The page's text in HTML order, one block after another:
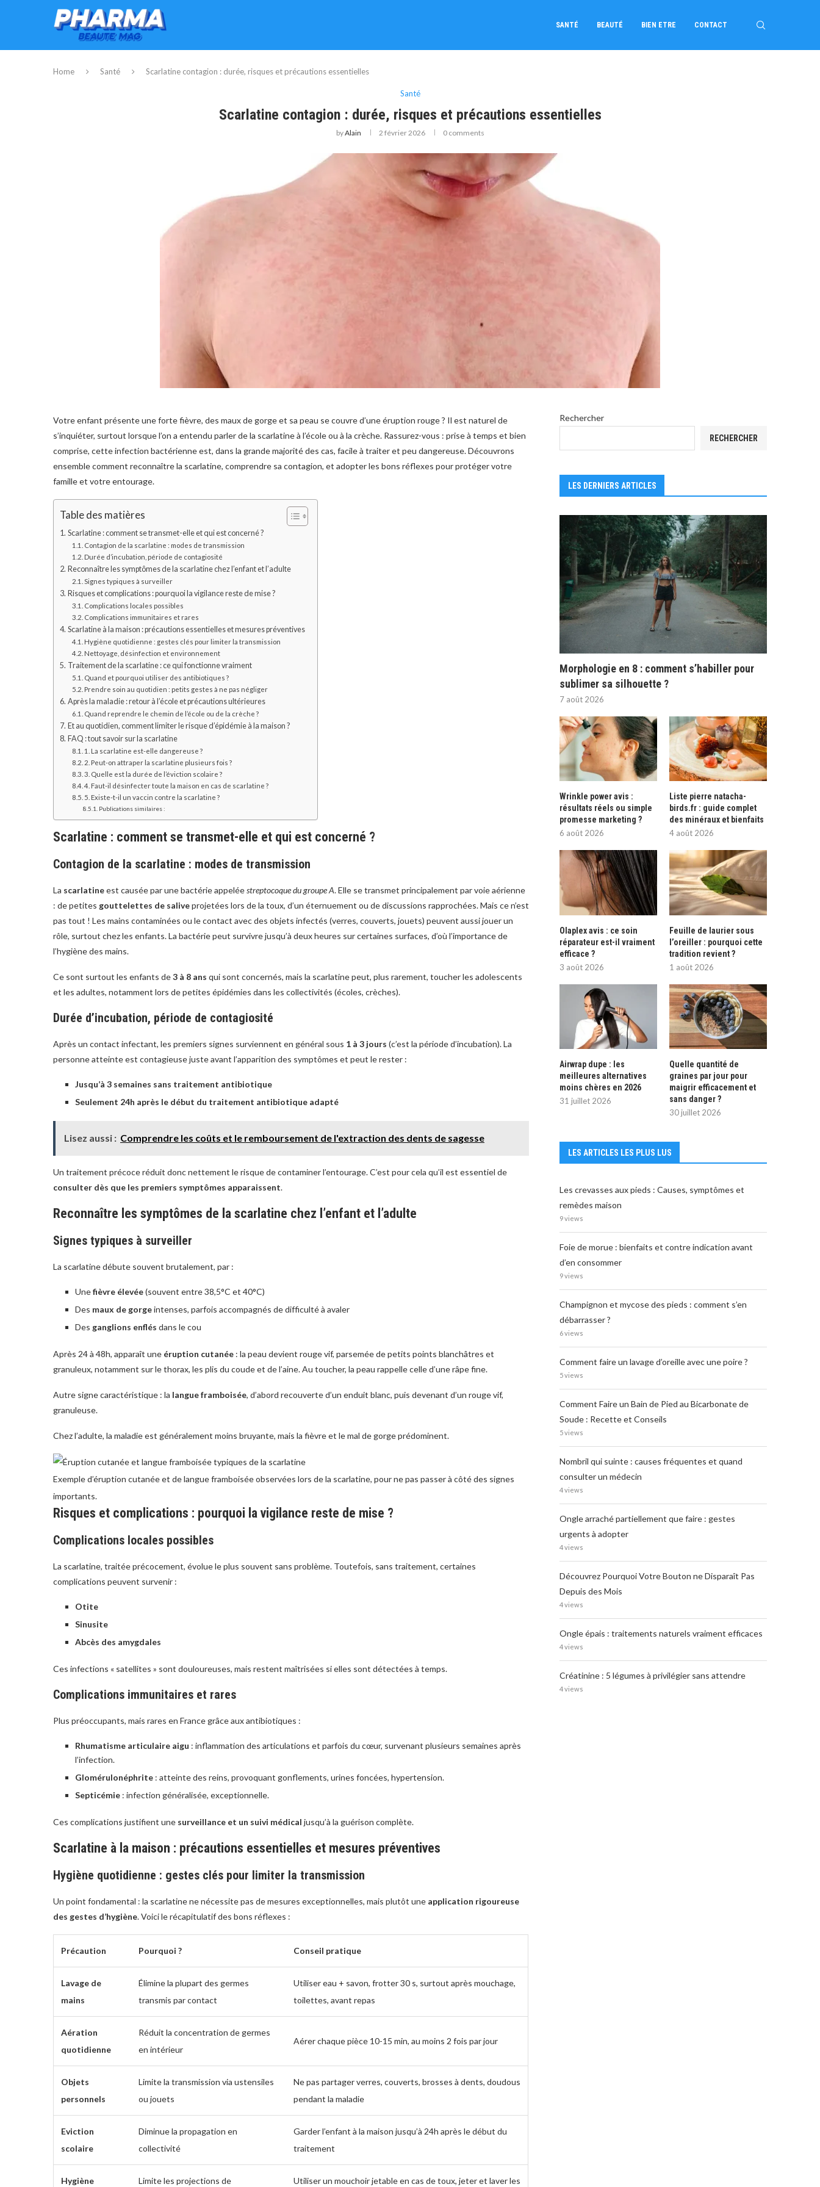
SANTÉ BEAUTÉ BIEN ETRE CONTACT
Home Santé Scarlatine contagion : durée, risques et précautions essentielles
Santé
Scarlatine contagion : durée, risques et précautions essentielles
byAlain 2 février 2026 0 comments
Votre enfant présente une forte fièvre, des maux de gorge et sa peau se couvre d’une éruption rouge ? Il est naturel de
s’inquiéter, surtout lorsque l’on a entendu parler de la scarlatine à l’école ou à la crèche. Rassurez-vous : prise à temps et bien
comprise, cette infection bactérienne est, dans la grande majorité des cas, facile à traiter et peu dangereuse. Découvrons
ensemble comment reconnaître la scarlatine, comprendre sa contagion, et adopter les bons réflexes pour protéger votre
famille et votre entourage.
Table des matières
Scarlatine : comment se transmet-elle et qui est concerné ?
Contagion de la scarlatine : modes de transmission
Durée d’incubation, période de contagiosité
Reconnaître les symptômes de la scarlatine chez l’enfant et l’adulte
Signes typiques à surveiller
Risques et complications : pourquoi la vigilance reste de mise ?
Complications locales possibles
Complications immunitaires et rares
Scarlatine à la maison : précautions essentielles et mesures préventives
Hygiène quotidienne : gestes clés pour limiter la transmission
Nettoyage, désinfection et environnement
Traitement de la scarlatine : ce qui fonctionne vraiment
Quand et pourquoi utiliser des antibiotiques ?
Prendre soin au quotidien : petits gestes à ne pas négliger
Après la maladie : retour à l’école et précautions ultérieures
Quand reprendre le chemin de l’école ou de la crèche ?
Et au quotidien, comment limiter le risque d’épidémie à la maison ?
FAQ : tout savoir sur la scarlatine
1. La scarlatine est-elle dangereuse ?
2. Peut-on attraper la scarlatine plusieurs fois ?
3. Quelle est la durée de l’éviction scolaire ?
4. Faut-il désinfecter toute la maison en cas de scarlatine ?
5. Existe-t-il un vaccin contre la scarlatine ?
Publications similaires :
Scarlatine : comment se transmet-elle et qui est concerné ?
Contagion de la scarlatine : modes de transmission
La scarlatineest causée par une bactérie appeléestreptocoque du groupe A. Elle se transmet principalement par voie aérienne
: de petites gouttelettes de saliveprojetées lors de la toux, d’un éternuement ou de discussions rapprochées. Mais ce n’est
pas tout ! Les mains contaminées ou le contact avec des objets infectés (verres, couverts, jouets) peuvent aussi jouer un
rôle, surtout chez les enfants. La bactérie peut survivre jusqu’à deux heures sur certaines surfaces, d’où l’importance de
l’hygiène des mains.
Ce sont surtout les enfants de3 à 8 ans qui sont concernés, mais la scarlatine peut, plus rarement, toucher les adolescents
et les adultes, notamment lors de petites épidémies dans les collectivités (écoles, crèches).
Durée d’incubation, période de contagiosité
Après un contact infectant, les premiers signes surviennent en général sous 1 à 3 jours (c’est la période d’incubation). La
personne atteinte est contagieuse juste avant l’apparition des symptômes et peut le rester :
Jusqu’à 3 semaines sans traitement antibiotique
Seulement 24h après le début du traitement antibiotique adapté
Lisez aussi : Comprendre les coûts et le remboursement de l'extraction des dents de sagesse
Un traitement précoce réduit donc nettement le risque de contaminer l’entourage. C’est pour cela qu’il est essentiel de
consulter dès que les premiers symptômes apparaissent.
Reconnaître les symptômes de la scarlatine chez l’enfant et l’adulte
Signes typiques à surveiller
La scarlatine débute souvent brutalement, par :
Unefièvre élevée(souvent entre 38,5°C et 40°C)
Des maux de gorgeintenses, parfois accompagnés de difficulté à avaler
Des ganglions enflés dans le cou
Après 24 à 48h, apparaît une éruption cutanée : la peau devient rouge vif, parsemée de petits points blanchâtres et
granuleux, notamment sur le thorax, les plis du coude et de l’aine. Au toucher, la peau rappelle celle d’une râpe fine.
Autre signe caractéristique : la langue framboisée, d’abord recouverte d’un enduit blanc, puis devenant d’un rouge vif,
granuleuse.
Chez l’adulte, la maladie est généralement moins bruyante, mais la fièvre et le mal de gorge prédominent.
Exemple d’éruption cutanée et de langue framboisée observées lors de la scarlatine, pour ne pas passer à côté des signes
importants.
Risques et complications : pourquoi la vigilance reste de mise ?
Complications locales possibles
La scarlatine, traitée précocement, évolue le plus souvent sans problème. Toutefois, sans traitement, certaines
complications peuvent survenir :
Otite
Sinusite
Abcès des amygdales
Ces infections « satellites » sont douloureuses, mais restent maîtrisées si elles sont détectées à temps.
Complications immunitaires et rares
Plus préoccupants, mais rares en France grâce aux antibiotiques :
Rhumatisme articulaire aigu : inflammation des articulations et parfois du cœur, survenant plusieurs semaines après
l’infection.
Glomérulonéphrite : atteinte des reins, provoquant gonflements, urines foncées, hypertension.
Septicémie : infection généralisée, exceptionnelle.
Ces complications justifient une surveillance et un suivi médical jusqu’à la guérison complète.
Scarlatine à la maison : précautions essentielles et mesures préventives
Hygiène quotidienne : gestes clés pour limiter la transmission
Un point fondamental : la scarlatine ne nécessite pas de mesures exceptionnelles, mais plutôt une application rigoureuse
des gestes d’hygiène. Voici le récapitulatif des bons réflexes :
Précaution Pourquoi ? Conseil pratique
Lavage de
mains
Élimine la plupart des germes
transmis par contact
Utiliser eau + savon, frotter 30 s, surtout après mouchage,
toilettes, avant repas
Aération
quotidienne
Réduit la concentration de germes
en intérieur
Aérer chaque pièce 10-15 min, au moins 2 fois par jour
Objets
personnels
Limite la transmission via ustensiles
ou jouets
Ne pas partager verres, couverts, brosses à dents, doudous
pendant la maladie
Eviction
scolaire
Diminue la propagation en
collectivité
Garder l’enfant à la maison jusqu’à 24h après le début du
traitement
Hygiène Limite les projections de Utiliser un mouchoir jetable en cas de toux, jeter et laver les
Rechercher
RECHERCHER
LES DERNIERS ARTICLES
Morphologie en 8 : comment s’habiller pour
sublimer sa silhouette ?
7 août 2026
Wrinkle power avis :
résultats réels ou simple
promesse marketing ?
6 août 2026
Liste pierre natacha-
birds.fr : guide complet
des minéraux et bienfaits
4 août 2026
Olaplex avis : ce soin
réparateur est-il vraiment
efficace ?
3 août 2026
Feuille de laurier sous
l’oreiller : pourquoi cette
tradition revient ?
1 août 2026
Airwrap dupe : les
meilleures alternatives
moins chères en 2026
31 juillet 2026
Quelle quantité de
graines par jour pour
maigrir efficacement et
sans danger ?
30 juillet 2026
LES ARTICLES LES PLUS LUS
Les crevasses aux pieds : Causes, symptômes et
remèdes maison
9 views
Foie de morue : bienfaits et contre indication avant
d’en consommer
9 views
Champignon et mycose des pieds : comment s’en
débarrasser ?
6 views
Comment faire un lavage d’oreille avec une poire ?
5 views
Comment Faire un Bain de Pied au Bicarbonate de
Soude : Recette et Conseils
5 views
Nombril qui suinte : causes fréquentes et quand
consulter un médecin
4 views
Ongle arraché partiellement que faire : gestes
urgents à adopter
4 views
Découvrez Pourquoi Votre Bouton ne Disparaît Pas
Depuis des Mois
4 views
Ongle épais : traitements naturels vraiment efficaces
4 views
Créatinine : 5 légumes à privilégier sans attendre
4 views